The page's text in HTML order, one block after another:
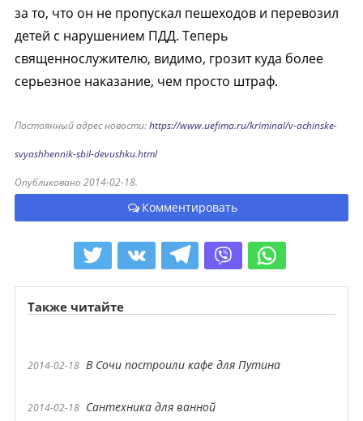
за то, что он не пропускал пешеходов и перевозил
детей с нарушением ПДД. Теперь
священнослужителю, видимо, грозит куда более
серьезное наказание, чем просто штраф.
Постоянный адрес новости:https://www.uefima.ru/kriminal/v-achinske-
svyashhennik-sbil-devushku.html
Опубликовано 2014-02-18.
Комментировать
Также читайте
2014-02-18 В Сочи построили кафе для Путина
2014-02-18 Сантехника для ванной